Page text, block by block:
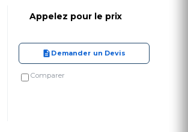
Appelez pour le prix
Demander un Devis
Comparer